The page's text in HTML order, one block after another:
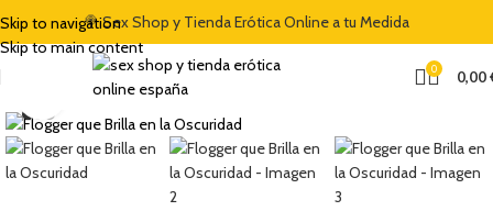
Skip to navigation
Skip to main content
🍭 Sex Shop y Tienda Erótica Online a tu Medida
0 0,00
Clic para ampliar
DE BIENVENIDA DEL 5% CON EL CÓDIGO "DULCES5"🏷️ CUPÓN DE